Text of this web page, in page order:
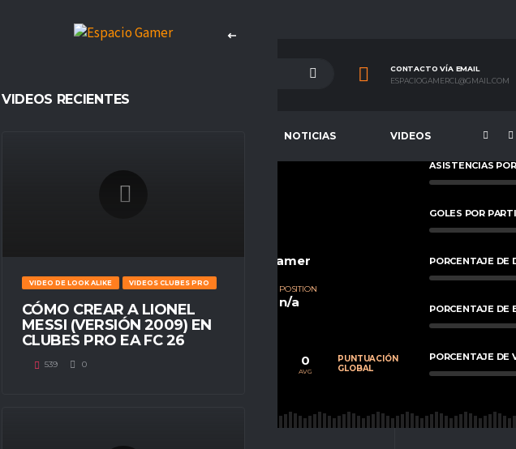
CONTACTO VÍA EMAIL
ESPACIOGAMERCL@GMAIL.COM
NOTICIAS VIDEOS
VIDEOS RECIENTES
VIDEO DE LOOK ALIKE VIDEOS CLUBES PRO
CÓMO CREAR A LIONEL
MESSI (VERSIÓN 2009) EN
CLUBES PRO EA FC 26
539 0
SHANNIEL_JR
Espacio Gamer
SEASONS
Temporada 23
NATIONALITY POSITION
n/a
0 0
AVG
PUNTUACIÓN
GLOBAL
ASISTENCIAS
GOLES POR
PORCENTAJE DE
PORCENTAJE DE
PORCENTAJE DE